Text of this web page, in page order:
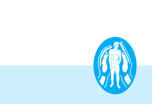
KURSE PHYSIOTHERAPEUTEN
Weiterbildung - Manuelle Therapie
Prüfungsvorbereitung